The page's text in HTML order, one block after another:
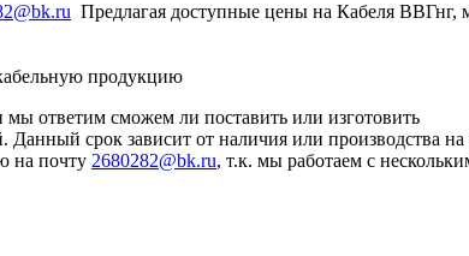
Предлагая доступные цены на Кабеля
продукцию
ответим сможем ли поставить или изготовить
срок зависит от наличия или производства на
на почту 2680282@bk.ru, т.к. мы работаем с